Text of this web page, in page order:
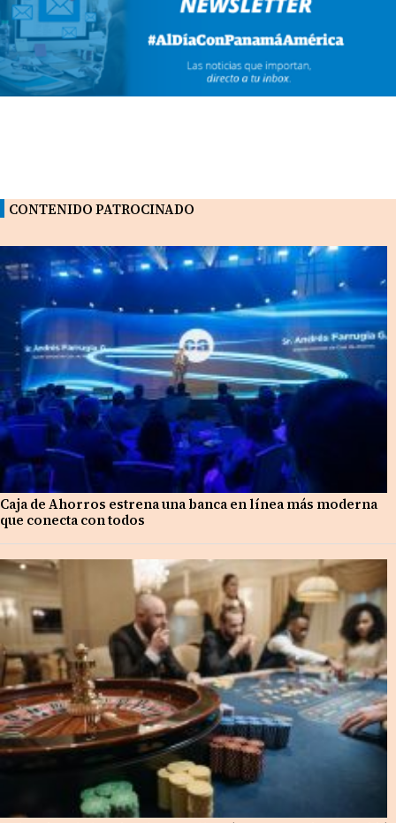
CONTENIDO PATROCINADO
Caja de Ahorros estrena una banca en línea más moderna
que conecta con todos